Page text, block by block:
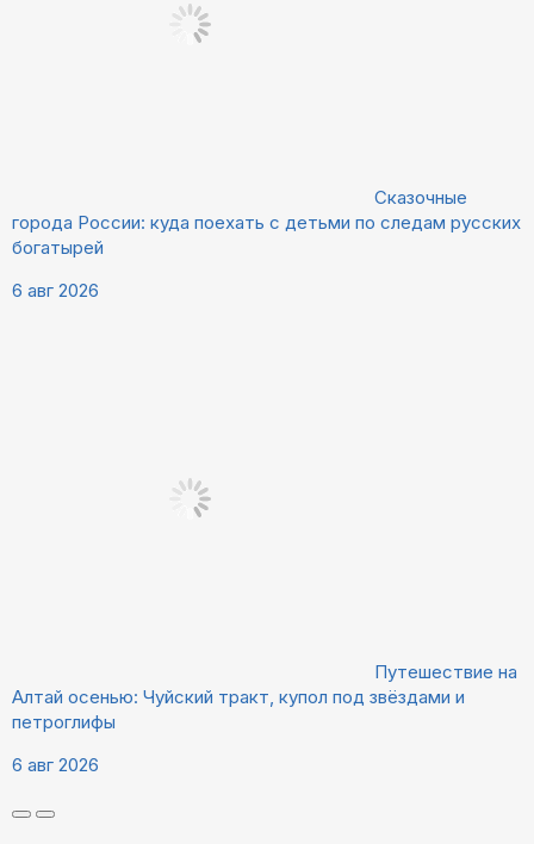
Сказочные
города России: куда поехать с детьми по следам русских
богатырей
6 авг 2026
Путешествие на
Алтай осенью: Чуйский тракт, купол под звёздами и
петроглифы
6 авг 2026